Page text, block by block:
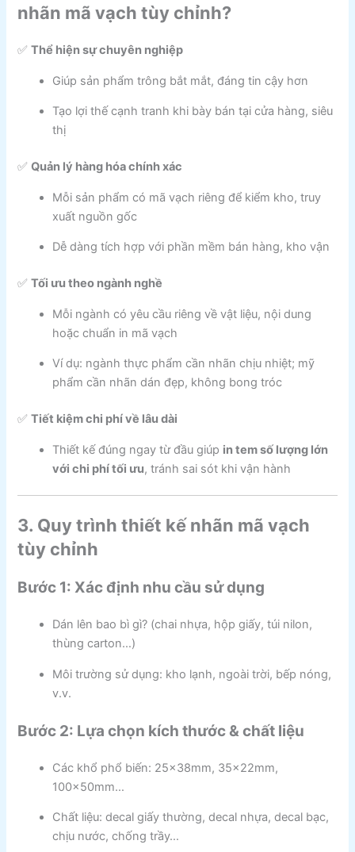
nhãn mã vạch tùy chỉnh?
✅Thể hiện sự chuyên nghiệp
Giúp sản phẩm trông bắt mắt, đáng tin cậy hơn
Tạo lợi thế cạnh tranh khi bày bán tại cửa hàng, siêu
thị
✅Quản lý hàng hóa chính xác
Mỗi sản phẩm có mã vạch riêng để kiểm kho, truy
xuất nguồn gốc
Dễ dàng tích hợp với phần mềm bán hàng, kho vận
✅Tối ưu theo ngành nghề
Mỗi ngành có yêu cầu riêng về vật liệu, nội dung
hoặc chuẩn in mã vạch
Ví dụ: ngành thực phẩm cần nhãn chịu nhiệt; mỹ
phẩm cần nhãn dán đẹp, không bong tróc
✅Tiết kiệm chi phí về lâu dài
Thiết kế đúng ngay từ đầu giúp in tem số lượng lớn
với chi phí tối ưu, tránh sai sót khi vận hành
3. Quy trình thiết kế nhãn mã vạch
tùy chỉnh
Bước 1: Xác định nhu cầu sử dụng
Dán lên bao bì gì? (chai nhựa, hộp giấy, túi nilon,
thùng carton…)
Môi trường sử dụng: kho lạnh, ngoài trời, bếp nóng,
v.v.
Bước 2: Lựa chọn kích thước & chất liệu
Các khổ phổ biến: 25x38mm, 35x22mm,
100x50mm…
Chất liệu: decal giấy thường, decal nhựa, decal bạc,
chịu nước, chống trầy…